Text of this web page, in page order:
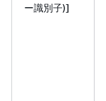
ー識別子)]